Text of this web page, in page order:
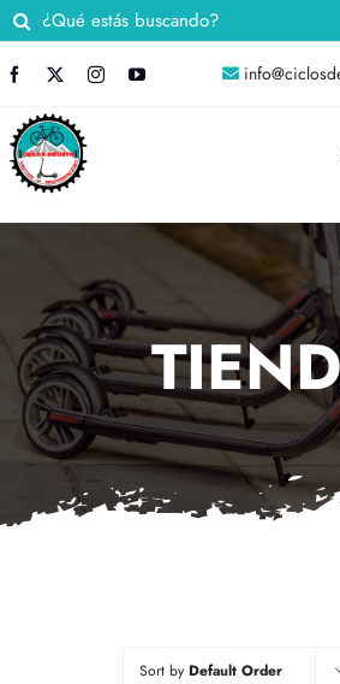
Saltar
Buscar:
Nosotros
TIENDA ONLINE
Blog
Contacto
Sort by Default Order